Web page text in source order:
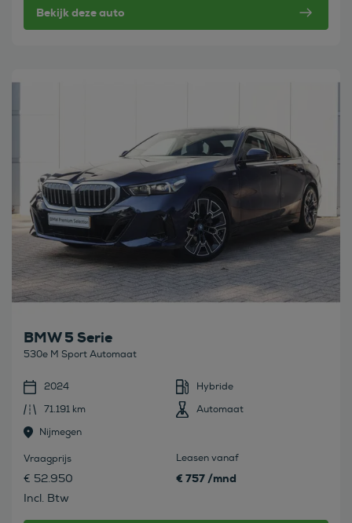
Bekijk deze auto
Bekijk deze auto
BMW 5 Serie
530e M Sport Automaat
2024
Hybride
71.191 km
Automaat
Nijmegen
Vraagprijs
€ 52.950
Incl. Btw
Leasen vanaf
€ 757 /mnd